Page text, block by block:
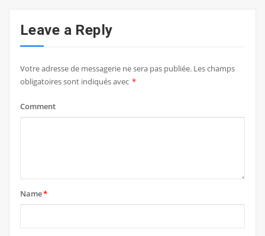
Leave a Reply
Votre adresse de messagerie ne sera pas publiée. Les champs
obligatoires sont indiqués avec *
Comment
Name*